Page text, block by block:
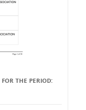
THE PERIOD: